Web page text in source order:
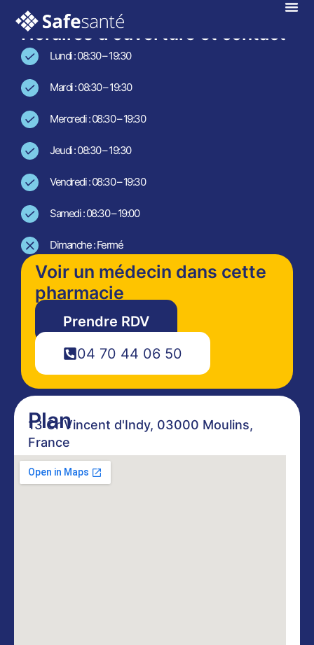
Plan
13 Cr Vincent d'Indy, 03000 Moulins,
France
Horaires d'ouverture et contact
Lundi : 08:30 – 19:30
Mardi : 08:30 – 19:30
Mercredi : 08:30 – 19:30
Jeudi : 08:30 – 19:30
Vendredi : 08:30 – 19:30
Samedi : 08:30 – 19:00
Dimanche : Fermé
Voir un médecin dans cette
pharmacie
Prendre RDV
04 70 44 06 50